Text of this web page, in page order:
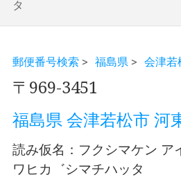
タ
郵便番号検索 > 福島県 > 会津若
〒969-3451
福島県 会津若松市 河
読み仮名：フクシマケン ア
ワヒカ゛シマチハッタ